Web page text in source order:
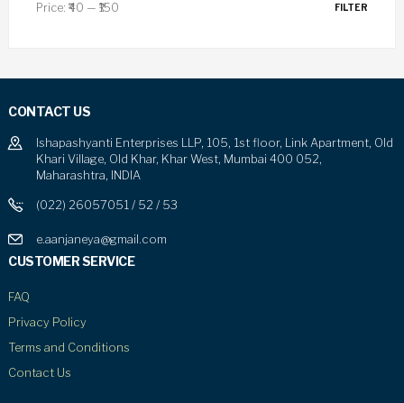
FILTER
Price: ₹40 — ₹150
CONTACT US
Ishapashyanti Enterprises LLP, 105, 1st floor, Link Apartment, Old
Khari Village, Old Khar, Khar West, Mumbai 400 052,
Maharashtra, INDIA
(022) 26057051 / 52 / 53
e.aanjaneya@gmail.com
CUSTOMER SERVICE
FAQ
Privacy Policy
Terms and Conditions
Contact Us